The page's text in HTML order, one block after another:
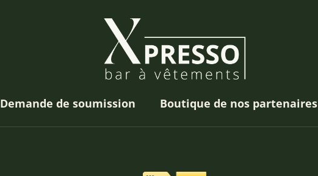
Demande de soumission Boutique de nos partenaires